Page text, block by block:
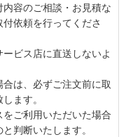
内容のご相談・お見積な
依頼を行ってくださ
ビス店に直送しないよ
合は、必ずご注文前に取
ます。
をご利用いただいた場合
判断いたします。